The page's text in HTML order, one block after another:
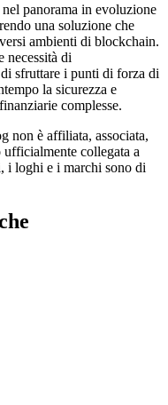
panorama in evoluzione
una soluzione che
ambienti di blockchain.
necessità di
sfruttare i punti di forza di
la sicurezza e
complesse.
non è affiliata, associata,
collegata a
i loghi e i marchi sono di